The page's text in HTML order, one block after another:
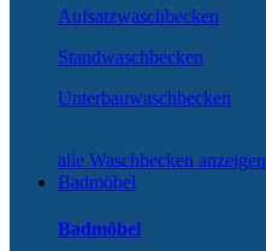
Aufsatzwaschbecken
Standwaschbecken
Unterbauwaschbecken
alle Waschbecken anzeigen
Badmöbel
Badmöbel